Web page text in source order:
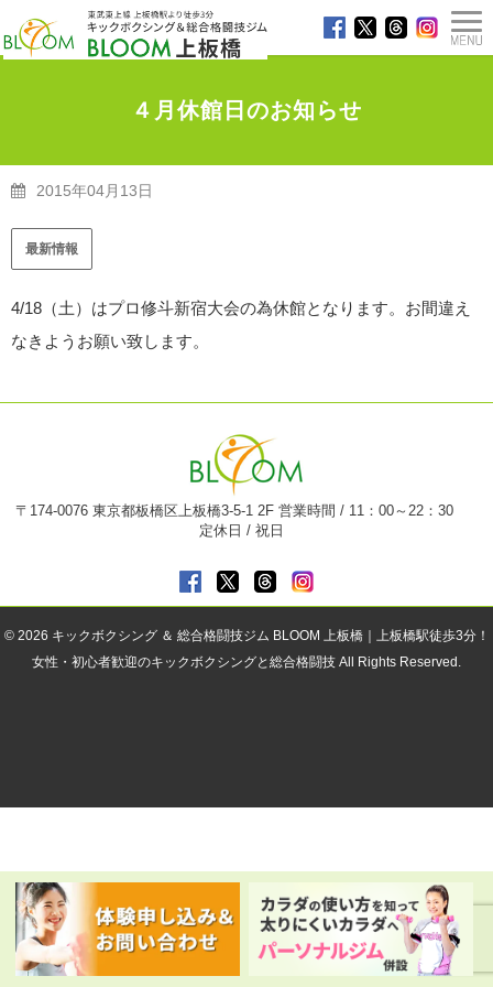
４月休館日のお知らせ
TOP > 最新情報> ４月休館日のお知らせ
2015年04月13日
最新情報
4/18（土）はプロ修斗新宿大会の為休館となります。お間違え
なきようお願い致します。
〒174-0076 東京都板橋区上板橋3-5-1 2F 営業時間 / 11：00～22：30
定休日 / 祝日
© 2026 キックボクシング ＆ 総合格闘技ジム BLOOM 上板橋｜上板橋駅徒歩3分！
女性・初心者歓迎のキックボクシングと総合格闘技 All Rights Reserved.